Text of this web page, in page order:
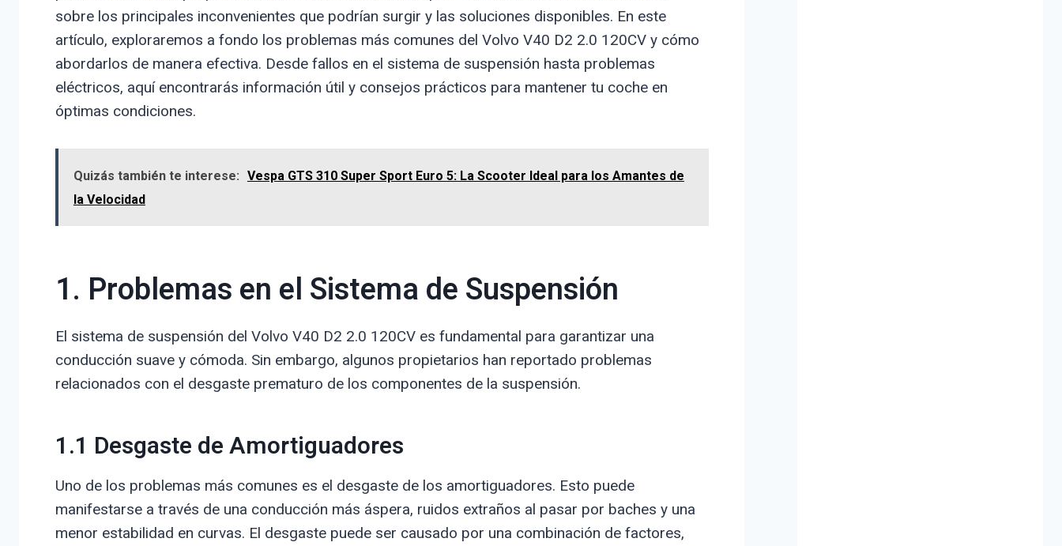
sobre los principales inconvenientes que podrían surgir y las soluciones disponibles. En este
artículo, exploraremos a fondo los problemas más comunes del Volvo V40 D2 2.0 120CV y cómo
abordarlos de manera efectiva. Desde fallos en el sistema de suspensión hasta problemas
eléctricos, aquí encontrarás información útil y consejos prácticos para mantener tu coche en
óptimas condiciones.
Quizás también te interese: Vespa GTS 310 Super Sport Euro 5: La Scooter Ideal para los Amantes de
la Velocidad
1. Problemas en el Sistema de Suspensión
El sistema de suspensión del Volvo V40 D2 2.0 120CV es fundamental para garantizar una
conducción suave y cómoda. Sin embargo, algunos propietarios han reportado problemas
relacionados con el desgaste prematuro de los componentes de la suspensión.
1.1 Desgaste de Amortiguadores
Uno de los problemas más comunes es el desgaste de los amortiguadores. Esto puede
manifestarse a través de una conducción más áspera, ruidos extraños al pasar por baches y una
menor estabilidad en curvas. El desgaste puede ser causado por una combinación de factores,